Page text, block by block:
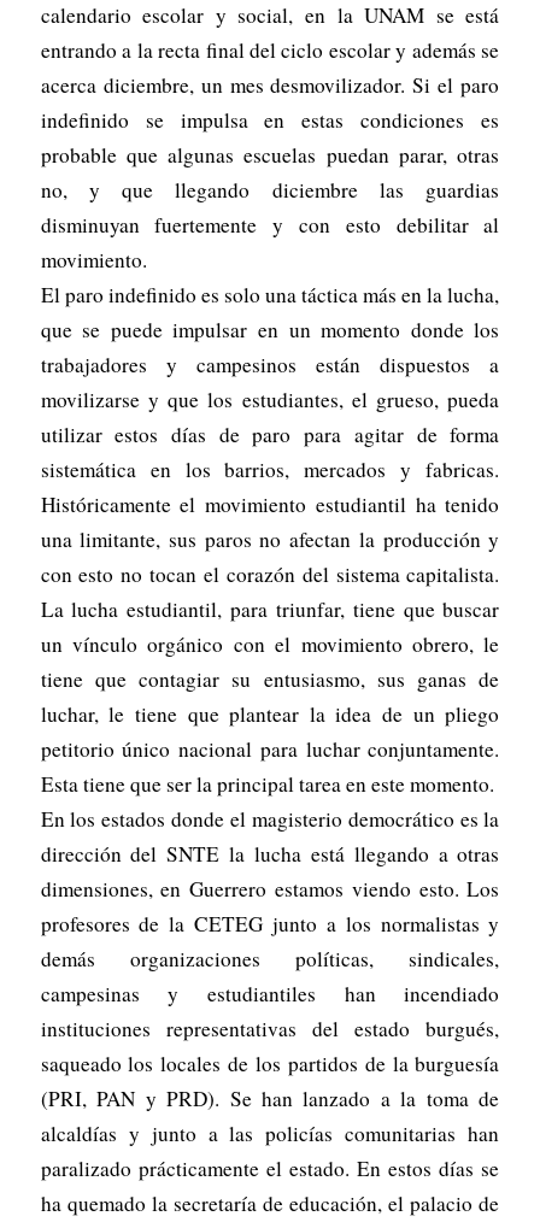
calendario escolar y social, en la UNAM se está
entrando a la recta final del ciclo escolar y además se
acerca diciembre, un mes desmovilizador. Si el paro
indefinido se impulsa en estas condiciones es
probable que algunas escuelas puedan parar, otras
no, y que llegando diciembre las guardias
disminuyan fuertemente y con esto debilitar al
movimiento.
El paro indefinido es solo una táctica más en la lucha,
que se puede impulsar en un momento donde los
trabajadores y campesinos están dispuestos a
movilizarse y que los estudiantes, el grueso, pueda
utilizar estos días de paro para agitar de forma
sistemática en los barrios, mercados y fabricas.
Históricamente el movimiento estudiantil ha tenido
una limitante, sus paros no afectan la producción y
con esto no tocan el corazón del sistema capitalista.
La lucha estudiantil, para triunfar, tiene que buscar
un vínculo orgánico con el movimiento obrero, le
tiene que contagiar su entusiasmo, sus ganas de
luchar, le tiene que plantear la idea de un pliego
petitorio único nacional para luchar conjuntamente.
Esta tiene que ser la principal tarea en este momento.
En los estados donde el magisterio democrático es la
dirección del SNTE la lucha está llegando a otras
dimensiones, en Guerrero estamos viendo esto. Los
profesores de la CETEG junto a los normalistas y
demás organizaciones políticas, sindicales,
campesinas y estudiantiles han incendiado
instituciones representativas del estado burgués,
saqueado los locales de los partidos de la burguesía
(PRI, PAN y PRD). Se han lanzado a la toma de
alcaldías y junto a las policías comunitarias han
paralizado prácticamente el estado. En estos días se
ha quemado la secretaría de educación, el palacio de